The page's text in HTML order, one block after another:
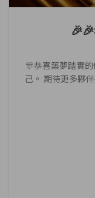
🎊恭喜築夢踏實
己。 期待更多夥